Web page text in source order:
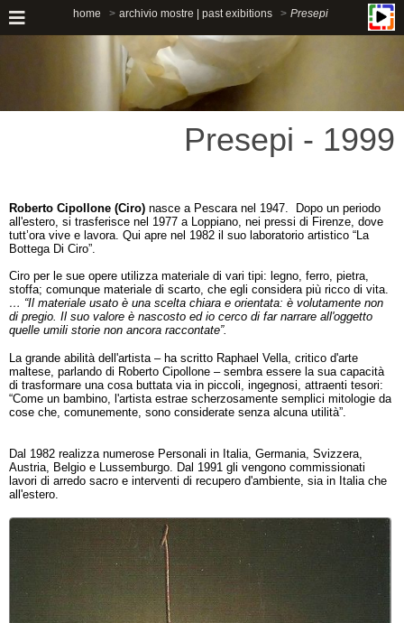
home archivio mostre | past exibitions Presepi
Presepi - 1999
Roberto Cipollone (Ciro) nasce a Pescara nel 1947. Dopo un periodo
all'estero, si trasferisce nel 1977 a Loppiano, nei pressi di Firenze, dove
tutt’ora vive e lavora. Qui apre nel 1982 il suo laboratorio artistico “La
Bottega Di Ciro”.
Ciro per le sue opere utilizza materiale di vari tipi: legno, ferro, pietra,
stoffa; comunque materiale di scarto, che egli considera più ricco di vita.
… “Il materiale usato è una scelta chiara e orientata: è volutamente non
di pregio. Il suo valore è nascosto ed io cerco di far narrare all'oggetto
quelle umili storie non ancora raccontate”.
La grande abilità dell'artista – ha scritto Raphael Vella, critico d'arte
maltese, parlando di Roberto Cipollone – sembra essere la sua capacità
di trasformare una cosa buttata via in piccoli, ingegnosi, attraenti tesori:
“Come un bambino, l'artista estrae scherzosamente semplici mitologie da
cose che, comunemente, sono considerate senza alcuna utilità”.
Dal 1982 realizza numerose Personali in Italia, Germania, Svizzera,
Austria, Belgio e Lussemburgo. Dal 1991 gli vengono commissionati
lavori di arredo sacro e interventi di recupero d'ambiente, sia in Italia che
all'estero.